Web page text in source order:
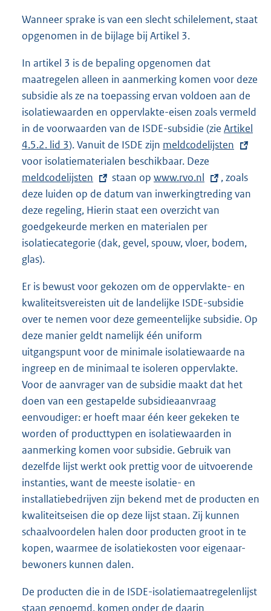
Wanneer sprake is van een slecht schilelement, staat
opgenomen in de bijlage bij Artikel 3.
In artikel 3 is de bepaling opgenomen dat
maatregelen alleen in aanmerking komen voor deze
subsidie als ze na toepassing ervan voldoen aan de
isolatiewaarden en oppervlakte-eisen zoals vermeld
in de voorwaarden van de ISDE-subsidie (zie Artikel
4.5.2. lid 3). Vanuit de ISDE zijn E
x
t
e
r
n
e
n
k
:
meldcodelijsten
voor isolatiematerialen beschikbaar. Deze
x
t
e
n
i
n
k
meldcodelijsten staan op E
x
t
e
r
l
i
n
k
:
www.rvo.nl
, zoals
deze luiden op de datum van inwerkingtreding van
deze regeling, Hierin staat een overzicht van
goedgekeurde merken en materialen per
isolatiecategorie (dak, gevel, spouw, vloer, bodem,
glas).
Er is bewust voor gekozen om de oppervlakte- en
kwaliteitsvereisten uit de landelijke ISDE-subsidie
over te nemen voor deze gemeentelijke subsidie. Op
deze manier geldt namelijk één uniform
uitgangspunt voor de minimale isolatiewaarde na
ingreep en de minimaal te isoleren oppervlakte.
Voor de aanvrager van de subsidie maakt dat het
doen van een gestapelde subsidieaanvraag
eenvoudiger: er hoeft maar één keer gekeken te
worden of producttypen en isolatiewaarden in
aanmerking komen voor subsidie. Gebruik van
dezelfde lijst werkt ook prettig voor de uitvoerende
instanties, want de meeste isolatie- en
installatiebedrijven zijn bekend met de producten en
kwaliteitseisen die op deze lijst staan. Zij kunnen
schaalvoordelen halen door producten groot in te
kopen, waarmee de isolatiekosten voor eigenaar-
bewoners kunnen dalen.
De producten die in de ISDE-isolatiemaatregelenlijst
staan genoemd, komen onder de daarin